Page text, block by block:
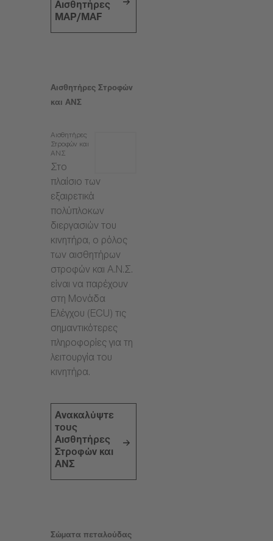
Αισθητήρες
MAP/MAF
Αισθητήρες Στροφών
και ΑΝΣ
Αισθητήρες
Στροφών και
ΑΝΣ
Στο
πλαίσιο των
εξαιρετικά
πολύπλοκων
διεργασιών του
κινητήρα, ο ρόλος
των αισθητήρων
στροφών και Α.Ν.Σ.
είναι να παρέχουν
στη Μονάδα
Ελέγχου (ECU) τις
σημαντικότερες
πληροφορίες για τη
λειτουργία του
κινητήρα.
Ανακαλύψτε
τους
Αισθητήρες
Στροφών και
ΑΝΣ
Σώματα πεταλούδας